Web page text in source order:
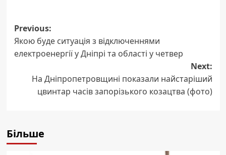
Post
navigation
Previous:
Якою буде ситуація з відключеннями
електроенергії у Дніпрі та області у четвер
Next:
На Дніпропетровщині показали найстаріший
цвинтар часів запорізького козацтва (фото)
Більше